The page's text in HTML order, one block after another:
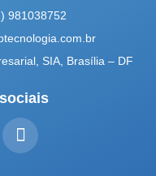
981038752
SIA, Brasília – DF